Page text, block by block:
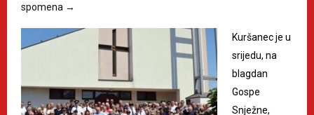
spomena →
Kuršanec je u
srijedu, na
blagdan
Gospe
Snježne,